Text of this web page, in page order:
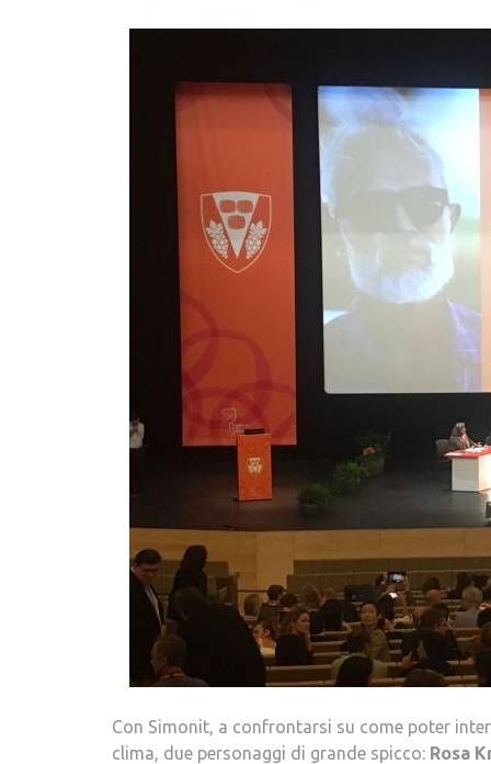
Con Simonit, a confrontarsi su come poter
clima, due personaggi di grande spicco: Rosa